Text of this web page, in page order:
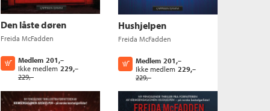
Den låste døren
Freida McFadden
Medlem 201,–
Ikke medlem 229,–
229,–
Kjøp
Hushjelpen
Freida McFadden
Medlem 201,–
Ikke medlem 229,–
229,–
Kjøp